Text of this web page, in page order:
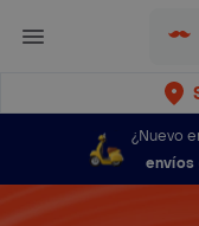
¿Nuevo
envíos